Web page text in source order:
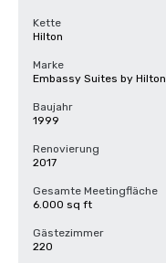
Kette
Hilton
Marke
Embassy Suites by Hilton
Baujahr
1999
Renovierung
2017
Gesamte Meetingfläche
6.000 sq ft
Gästezimmer
220